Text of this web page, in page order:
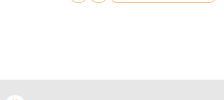
kasaoka_zsy_419_100---